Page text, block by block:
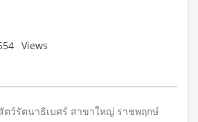
Views
ตว์รัตนาธิเบศร์ สาขาใหญ่ ราชพฤกษ์